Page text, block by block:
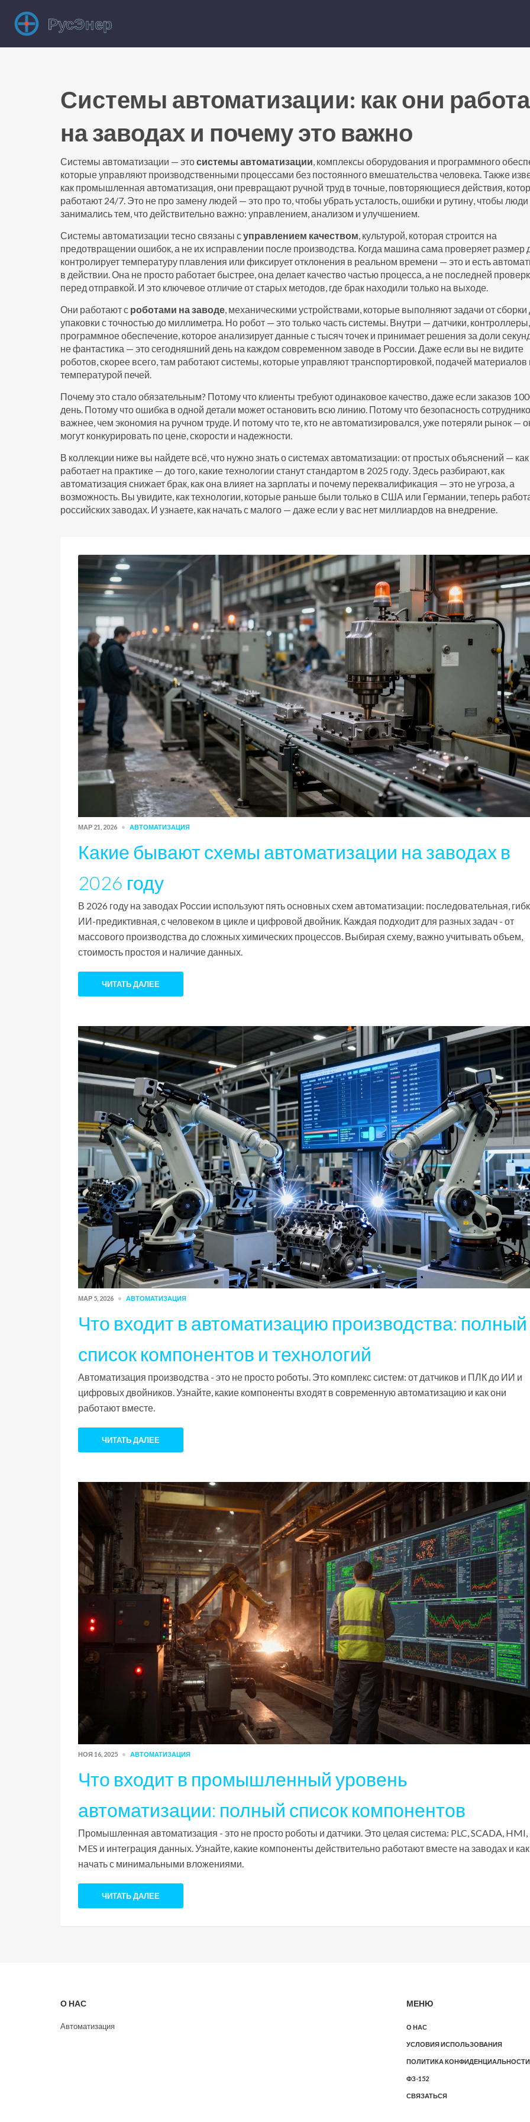
Системы автоматизации: как они
на заводах и почему это важно
Системы автоматизации — этосистемы автоматизации, комплексы оборудования и программного
которые управляют производственными процессами без постоянного вмешательства человека. Также
как промышленная автоматизация, они превращают ручной труд в точные, повторяющиеся действия,
работают 24/7. Это не про замену людей — это про то, чтобы убрать усталость, ошибки и рутину, чтобы люди
занимались тем, что действительно важно: управлением, анализом и улучшением.
Системы автоматизации тесно связаны суправлением качеством, культурой, которая строится на
предотвращении ошибок, а не их исправлении после производства. Когда машина сама проверяет размер
контролирует температуру плавления или фиксирует отклонения в реальном времени — это и есть
в действии. Она не просто работает быстрее, она делает качество частью процесса, а не последней
перед отправкой. И это ключевое отличие от старых методов, где брак находили только на выходе.
Они работают с роботами на заводе, механическими устройствами, которые выполняют задачи от сборки
упаковки с точностью до миллиметра. Но робот — это только часть системы. Внутри — датчики, контроллеры,
программное обеспечение, которое анализирует данные с тысяч точек и принимает решения за доли
не фантастика — это сегодняшний день на каждом современном заводе в России. Даже если вы не видите
роботов, скорее всего, там работают системы, которые управляют транспортировкой, подачей материалов
температурой печей.
Почему это стало обязательным? Потому что клиенты требуют одинаковое качество, даже если заказов
день. Потому что ошибка в одной детали может остановить всю линию. Потому что безопасность
важнее, чем экономия на ручном труде. И потому что те, кто не автоматизировался, уже потеряли рынок —
могут конкурировать по цене, скорости и надежности.
В коллекции ниже вы найдете всё, что нужно знать о системах автоматизации: от простых объяснений — как
работает на практике — до того, какие технологии станут стандартом в 2025 году. Здесь разбирают, как
автоматизация снижает брак, как она влияет на зарплаты и почему переквалификация — это не угроза, а
возможность. Вы увидите, как технологии, которые раньше были только в США или Германии, теперь
российских заводах. И узнаете, как начать с малого — даже если у вас нет миллиардов на внедрение.
МАР 21, 2026 АВТОМАТИЗАЦИЯ
Какие бывают схемы автоматизации на заводах в
2026 году
В 2026 году на заводах России используют пять основных схем автоматизации: последовательная,
ИИ-предиктивная, с человеком в цикле и цифровой двойник. Каждая подходит для разных задач - от
массового производства до сложных химических процессов. Выбирая схему, важно учитывать объем,
стоимость простоя и наличие данных.
ЧИТАТЬ ДАЛЕЕ
МАР 5, 2026 АВТОМАТИЗАЦИЯ
Что входит в автоматизацию производства: полный
список компонентов и технологий
Автоматизация производства - это не просто роботы. Это комплекс систем: от датчиков и ПЛК до ИИ и
цифровых двойников. Узнайте, какие компоненты входят в современную автоматизацию и как они
работают вместе.
ЧИТАТЬ ДАЛЕЕ
НОЯ 16, 2025 АВТОМАТИЗАЦИЯ
Что входит в промышленный уровень
автоматизации: полный список компонентов
Промышленная автоматизация - это не просто роботы и датчики. Это целая система: PLC, SCADA, HMI,
MES и интеграция данных. Узнайте, какие компоненты действительно работают вместе на заводах и как
начать с минимальными вложениями.
ЧИТАТЬ ДАЛЕЕ
О НАС
Автоматизация
МЕНЮ
О НАС
УСЛОВИЯ ИСПОЛЬЗОВАНИЯ
ПОЛИТИКА КОНФИДЕНЦИАЛЬНОСТИ
ФЗ-152
СВЯЗАТЬСЯ